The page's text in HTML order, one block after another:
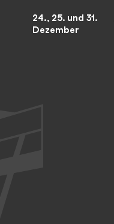
24., 25. und 31.
Dezember